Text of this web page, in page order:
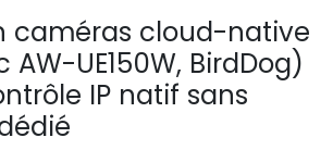
caméras cloud-native
AW-UE150W, BirdDog)
IP natif sans